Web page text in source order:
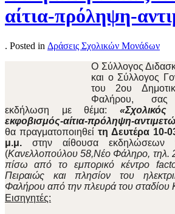
αίτια-πρόληψη-
. Posted in Δράσεις Σχολικών Μονάδων
Ο Σύλλογος
και ο Σύλλογος
του 2ου
Φαλήρου,
εκδήλωση με θέμα:
εκφοβισμός-αίτια-πρόληψη-
θα πραγματοποιηθεί τη Δευτέρα 10-
μ.μ. στην αίθουσα εκδηλώσεων
(Κανελλοπούλου 58,Νέο Φάληρο, τηλ.
πίσω από το εμπορικό κέντρο
Πειραιώς και πλησίον του
Φαλήρου από την πλευρά του σταδίου
Εισηγητές: